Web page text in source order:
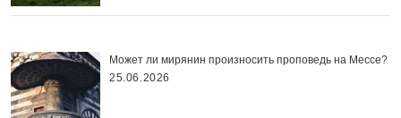
Может ли мирянин произносить проповедь на Мессе?
25.06.2026